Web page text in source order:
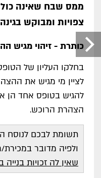
ממס שבח שאינה
צפויות ומבוקש
כותרת - זיהוי מגיש
בחלקו העליון של
לציין מי מגיש את
להגיש בטופס אחד הן
הצהרת הרוכש.
תשומת לבכם
ולפיה מדובר
שאין לה זכויות בנייה